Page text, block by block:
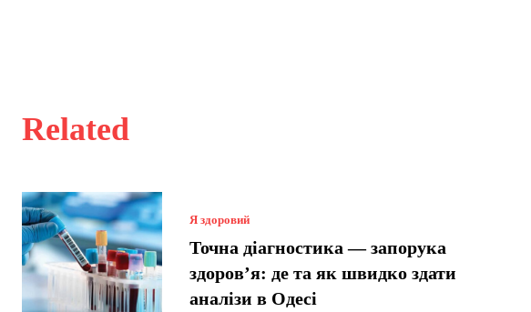
Related
Я здоровий
Точна діагностика — запорука
здоров’я: де та як швидко здати
аналізи в Одесі